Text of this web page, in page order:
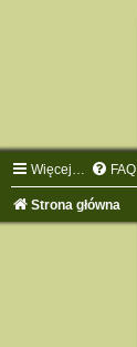
Więcej… FAQ
Strona główna